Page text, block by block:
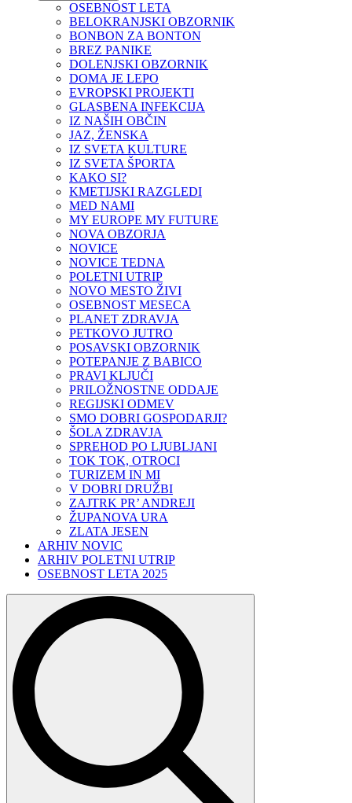
OSEBNOST LETA
BELOKRANJSKI OBZORNIK
BONBON ZA BONTON
BREZ PANIKE
DOLENJSKI OBZORNIK
DOMA JE LEPO
EVROPSKI PROJEKTI
GLASBENA INFEKCIJA
IZ NAŠIH OBČIN
JAZ, ŽENSKA
IZ SVETA KULTURE
IZ SVETA ŠPORTA
KAKO SI?
KMETIJSKI RAZGLEDI
MED NAMI
MY EUROPE MY FUTURE
NOVA OBZORJA
NOVICE
NOVICE TEDNA
POLETNI UTRIP
NOVO MESTO ŽIVI
OSEBNOST MESECA
PLANET ZDRAVJA
PETKOVO JUTRO
POSAVSKI OBZORNIK
POTEPANJE Z BABICO
PRAVI KLJUČI
PRILOŽNOSTNE ODDAJE
REGIJSKI ODMEV
SMO DOBRI GOSPODARJI?
ŠOLA ZDRAVJA
SPREHOD PO LJUBLJANI
TOK TOK, OTROCI
TURIZEM IN MI
V DOBRI DRUŽBI
ZAJTRK PR’ ANDREJI
ŽUPANOVA URA
ZLATA JESEN
ARHIV NOVIC
ARHIV POLETNI UTRIP
OSEBNOST LETA 2025